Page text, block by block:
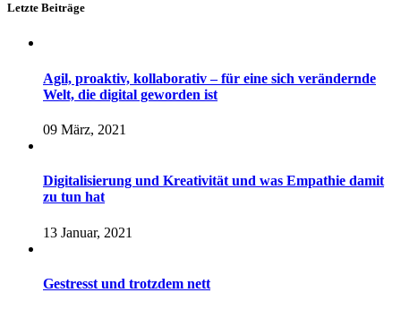
Letzte Beiträge
Agil, proaktiv, kollaborativ – für eine sich verändernde
Welt, die digital geworden ist
09 März, 2021
Digitalisierung und Kreativität und was Empathie damit
zu tun hat
13 Januar, 2021
Gestresst und trotzdem nett